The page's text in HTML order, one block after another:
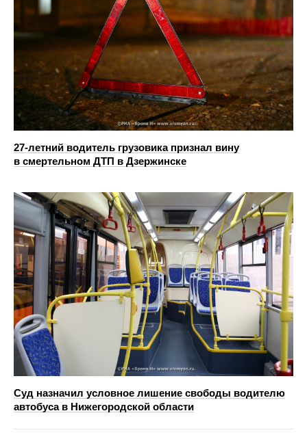
27-летний водитель грузовика признал вину
в смертельном ДТП в Дзержинске
Суд назначил условное лишение свободы водителю
автобуса в Нижегородской области